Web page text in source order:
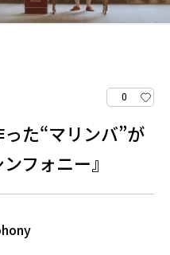
0
た“マリンバ”が
フォニー』